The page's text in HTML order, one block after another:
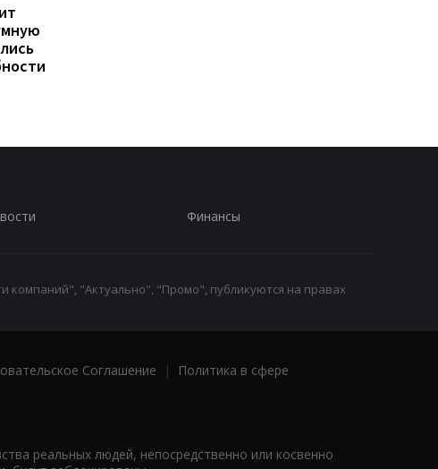
Финансы
"Актуально", "Промо", публикуются на правах
Соглашение |
Политика в сфере
реальных людей, непосредственно или косвенно